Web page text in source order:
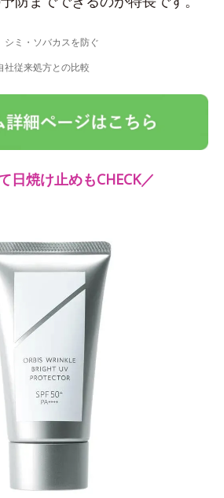
ミ・ソバカスを防ぐ
従来処方との比較
日焼け止めもCHECK／